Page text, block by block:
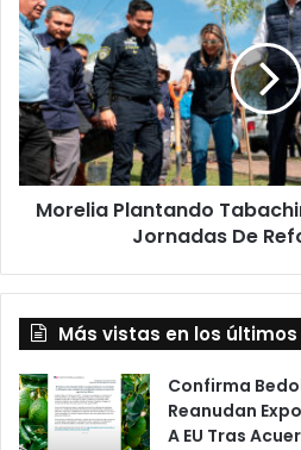
Plantando
Tabachines
Alfonso
Arranca
Jornadas
De
Reforestación
Morelia Plantando
Jornadas De
Más vistas en los
Confirma
Reanudan
A EU Tras